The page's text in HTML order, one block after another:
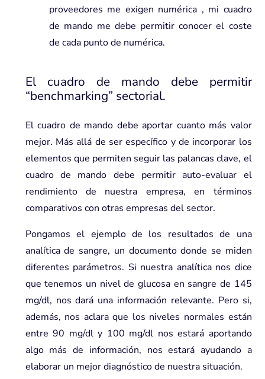
proveedores me exigen numérica , mi cuadro
de mando me debe permitir conocer el coste
de cada punto de numérica.
El cuadro de mando debe permitir
“benchmarking” sectorial.
El cuadro de mando debe aportar cuanto más valor
mejor. Más allá de ser específico y de incorporar los
elementos que permiten seguir las palancas clave, el
cuadro de mando debe permitir auto-evaluar el
rendimiento de nuestra empresa, en términos
comparativos con otras empresas del sector.
Pongamos el ejemplo de los resultados de una
analítica de sangre, un documento donde se miden
diferentes parámetros. Si nuestra analítica nos dice
que tenemos un nivel de glucosa en sangre de 145
mg/dl, nos dará una información relevante. Pero si,
además, nos aclara que los niveles normales están
entre 90 mg/dl y 100 mg/dl nos estará aportando
algo más de información, nos estará ayudando a
elaborar un mejor diagnóstico de nuestra situación.